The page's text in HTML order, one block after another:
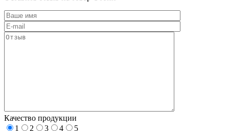
Качество продукции
1
2 3 4
5